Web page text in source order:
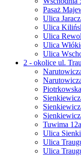
Pasaż
Ulica
Ulica
Ulica
Ulica
Ulica
2 - okolice ul.
Tuwima 12a
Ulica
Ulica
Ulica